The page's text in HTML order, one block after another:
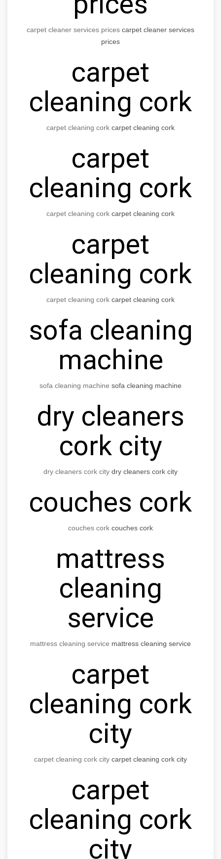
carpet cleaner services prices carpet cleaner services
prices
carpet
cleaning cork
carpet cleaning cork carpet cleaning cork
carpet
cleaning cork
carpet cleaning cork carpet cleaning cork
carpet
cleaning cork
carpet cleaning cork carpet cleaning cork
sofa cleaning
machine
sofa cleaning machine sofa cleaning machine
dry cleaners
cork city
dry cleaners cork city dry cleaners cork city
couches cork
couches cork couches cork
mattress
cleaning
service
mattress cleaning service mattress cleaning service
carpet
cleaning cork
city
carpet cleaning cork city carpet cleaning cork city
carpet
cleaning cork
city